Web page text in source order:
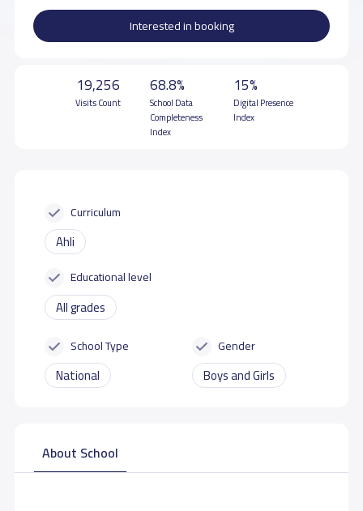
Interested in booking
19,256
Visits Count
68.8%
School Data
Completeness
Index
15%
Digital Presence
Index
Curriculum
Ahli
Educational level
All grades
School Type
National
Gender
Boys and Girls
About School